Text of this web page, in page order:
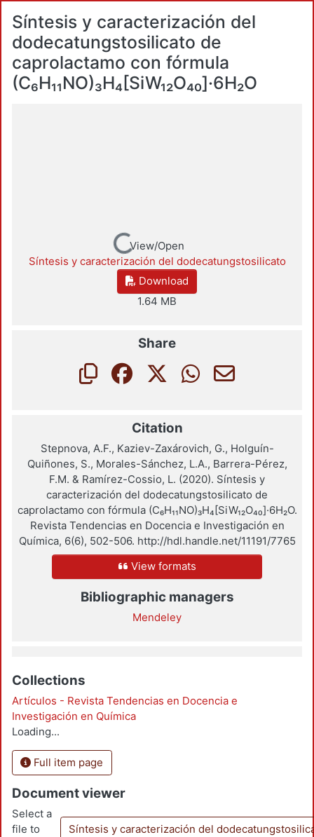
Síntesis y caracterización del
dodecatungstosilicato de
caprolactamo con fórmula
(C₆H₁₁NO)₃H₄[SiW₁₂O₄₀]·6H₂O
Loading...
View/Open
Síntesis y caracterización del dodecatungstosilicato
Download
1.64 MB
Share
Citation
Stepnova, A.F., Kaziev-Zaxárovich, G., Holguín-
Quiñones, S., Morales-Sánchez, L.A., Barrera-Pérez,
F.M. & Ramírez-Cossio, L. (2020). Síntesis y
caracterización del dodecatungstosilicato de
caprolactamo con fórmula (C₆H₁₁NO)₃H₄[SiW₁₂O₄₀]·6H₂O.
Revista Tendencias en Docencia e Investigación en
Química, 6(6), 502-506. http://hdl.handle.net/11191/7765
View formats
Bibliographic managers
Mendeley
Collections
Artículos - Revista Tendencias en Docencia e
Investigación en Química
Loading...
Full item page
Document viewer
Select a
file to
Síntesis y caracterización del